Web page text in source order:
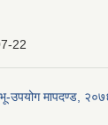
22
भू-उपयोग मापदण्ड,